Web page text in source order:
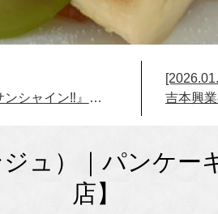
4月24(金)〜9月27(日)まで『ラブライブ!サンシャイン‼︎』 及び 『幻日のヨハネ』 のシールラリー2026が始まります
ジュ）｜パンケー
店】